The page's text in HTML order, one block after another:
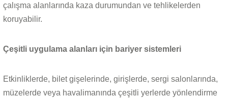
çalışma alanlarında kaza durumundan ve tehlikelerden
koruyabilir.
Çeşitli uygulama alanları için bariyer sistemleri
Etkinliklerde, bilet gişelerinde, girişlerde, sergi salonlarında,
müzelerde veya havalimanında çeşitli yerlerde yönlendirme